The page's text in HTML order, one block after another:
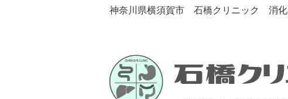
神奈川県横須賀市 石橋クリニック 消化